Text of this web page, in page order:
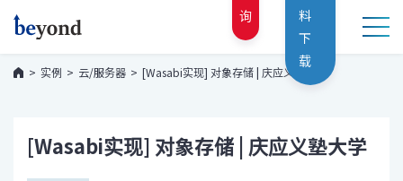
询
料
下
载
实例 云/服务器 [Wasabi实现] 对象存储 | 庆应义塾大学
[Wasabi实现] 对象存储 | 庆应义塾大学